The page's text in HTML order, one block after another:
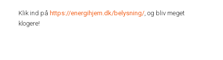
Klik ind på https://energihjem.dk/belysning/ , og bliv meget
klogere!